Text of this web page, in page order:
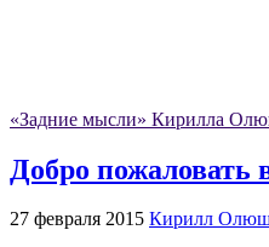
«Задние мысли» Кирилла
Добро пожаловать
27 февраля 2015 Кирилл